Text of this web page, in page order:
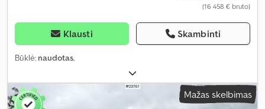
(16 458 € bruto)
Klausti Skambinti
Būklė: naudotas,
Mažas skelbimas